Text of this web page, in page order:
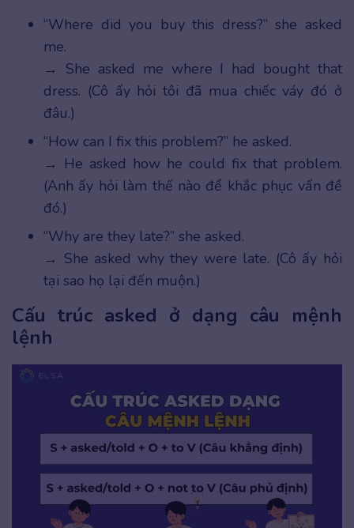
“Where did you buy this dress?” she asked
me.
→ She asked me where I had bought that
dress. (Cô ấy hỏi tôi đã mua chiếc váy đó ở
đâu.)
“How can I fix this problem?” he asked.
→ He asked how he could fix that problem.
(Anh ấy hỏi làm thế nào để khắc phục vấn đề
đó.)
“Why are they late?” she asked.
→ She asked why they were late. (Cô ấy hỏi
tại sao họ lại đến muộn.)
Cấu trúc asked ở dạng câu mệnh
lệnh